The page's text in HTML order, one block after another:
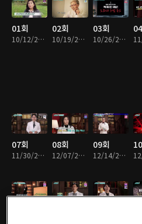
01회
10/12/2023 • 45분
02회
10/19/2023 • 45분
03회
10/26/2023 • 45분
07회
11/30/2023 • 45분
08회
12/07/2023 • 45분
09회
12/14/2023 • 45분